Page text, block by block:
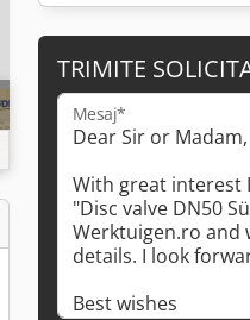
TRIMITE
Mesaj*